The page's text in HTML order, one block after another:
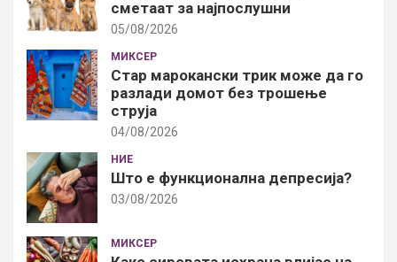
сметаат за најпослушни
05/08/2026
МИКСЕР
Стар марокански трик може да го
разлади домот без трошење
струја
04/08/2026
НИЕ
Што е функционална депресија?
03/08/2026
МИКСЕР